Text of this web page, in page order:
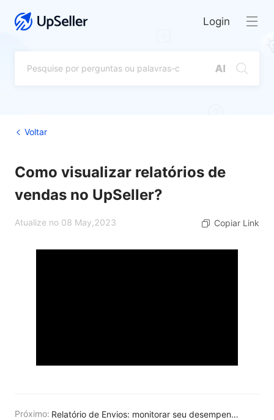
Login
Voltar
Como visualizar relatórios de
vendas no UpSeller?
Atualize no 08 May,2023 Copiar Link
Próximo: Relatório de Envios: monitorar seu desempenho de vendas diariamente